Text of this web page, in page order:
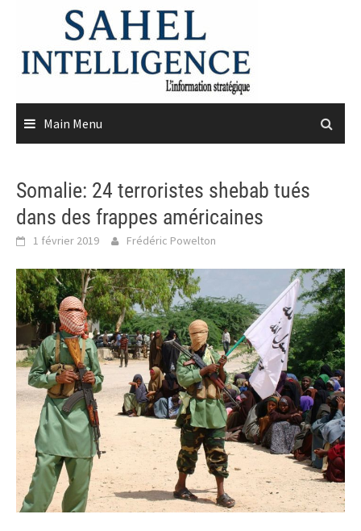
content
Main Menu
Somalie: 24 terroristes shebab tués
dans des frappes américaines
1 février 2019 Frédéric Powelton